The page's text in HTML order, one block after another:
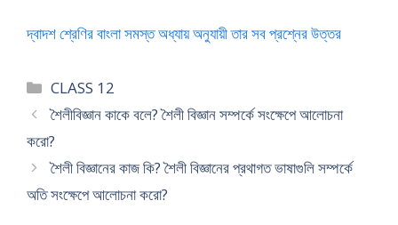
দ্বাদশ শ্রেণির বাংলা সমস্ত অধ্যায় অনুযায়ী তার সব প্রশ্নের উত্তর
Categories
CLASS 12
শৈলীবিজ্ঞান কাকে বলে? শৈলী বিজ্ঞান সম্পর্কে সংক্ষেপে আলোচনা
করো?
শৈলী বিজ্ঞানের কাজ কি? শৈলী বিজ্ঞানের প্রথাগত ভাষাগুলি সম্পর্কে
অতি সংক্ষেপে আলোচনা করো?